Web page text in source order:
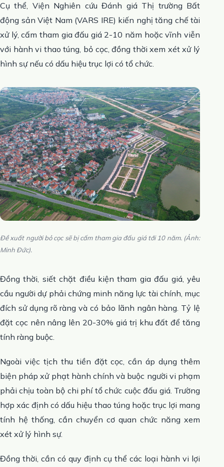
Cụ thể, Viện Nghiên cứu Đánh giá Thị trường Bất
động sản Việt Nam (VARS IRE) kiến nghị tăng chế tài
xử lý, cấm tham gia đấu giá 2-10 năm hoặc vĩnh viễn
với hành vi thao túng, bỏ cọc, đồng thời xem xét xử lý
hình sự nếu có dấu hiệu trục lợi có tổ chức.
Đề xuất người bỏ cọc sẽ bị cấm tham gia đấu giá tới 10 năm. (Ảnh:
Minh Đức).
Đồng thời, siết chặt điều kiện tham gia đấu giá, yêu
cầu người dự phải chứng minh năng lực tài chính, mục
đích sử dụng rõ ràng và có bảo lãnh ngân hàng. Tỷ lệ
đặt cọc nên nâng lên 20-30% giá trị khu đất để tăng
tính ràng buộc.
Ngoài việc tịch thu tiền đặt cọc, cần áp dụng thêm
biện pháp xử phạt hành chính và buộc người vi phạm
phải chịu toàn bộ chi phí tổ chức cuộc đấu giá. Trường
hợp xác định có dấu hiệu thao túng hoặc trục lợi mang
tính hệ thống, cần chuyển cơ quan chức năng xem
xét xử lý hình sự.
Đồng thời, cần có quy định cụ thể các loại hành vi lợi